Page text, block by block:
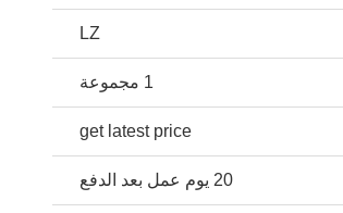
LZ
1 مجموعة
get latest price
20 يوم عمل بعد الدفع